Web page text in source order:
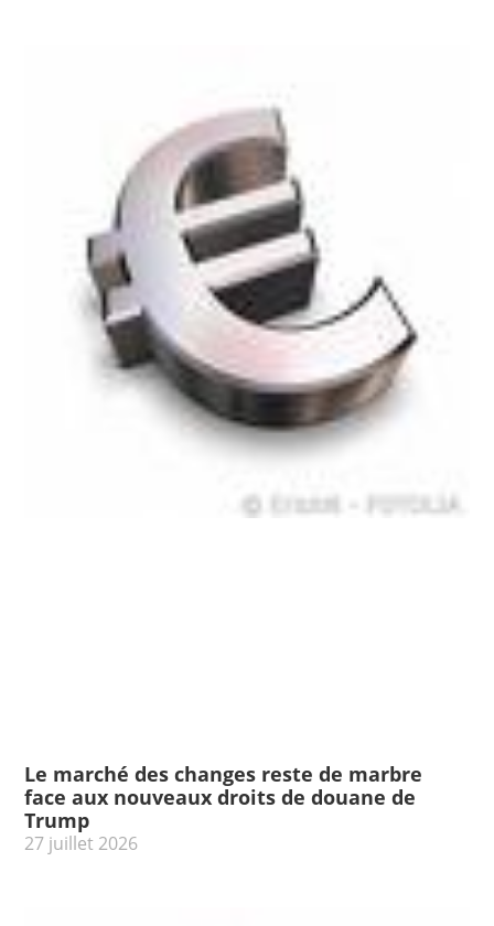
Le marché des changes reste de marbre
face aux nouveaux droits de douane de
Trump
27 juillet 2026